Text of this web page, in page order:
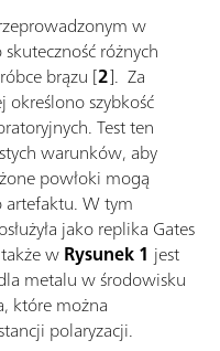
w
różnych
brązu [2]. Za
szybkość
Test ten
warunków, aby
powłoki mogą
W tym
jako replika Gates
wRysunek 1 jest
metalu w środowisku
które można
polaryzacji.